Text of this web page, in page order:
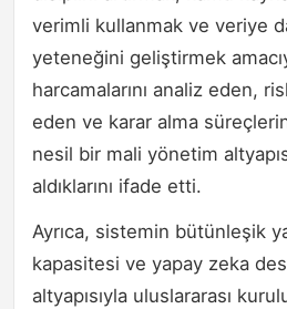
verimli kullanmak ve veriye
yeteneğini geliştirmek
harcamalarını analiz eden,
eden ve karar alma
nesil bir mali yönetim
aldıklarını ifade etti.
Ayrıca, sistemin bütünleşik
kapasitesi ve yapay zeka
altyapısıyla uluslararası